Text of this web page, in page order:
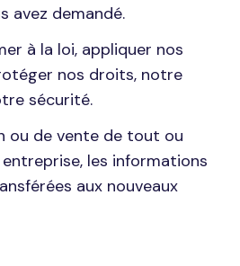
avez demandé.
à la loi, appliquer nos
nos droits, notre
sécurité.
ou de vente de tout ou
les informations
aux nouveaux